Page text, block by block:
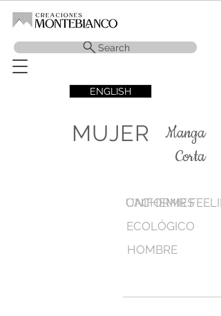
Search
ENGLISH
MUJER
Manga
Corta
CACHEMIR
ECOLÓGICO
HOMBRE
UNIFORMES